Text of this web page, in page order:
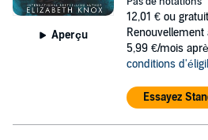
a new era. I can only hope they find
©2019 Elizabeth Knox (P)2019 Elizabeth
Aperçu
12,01 € ou
5,99 €/mois
conditions
Essayez